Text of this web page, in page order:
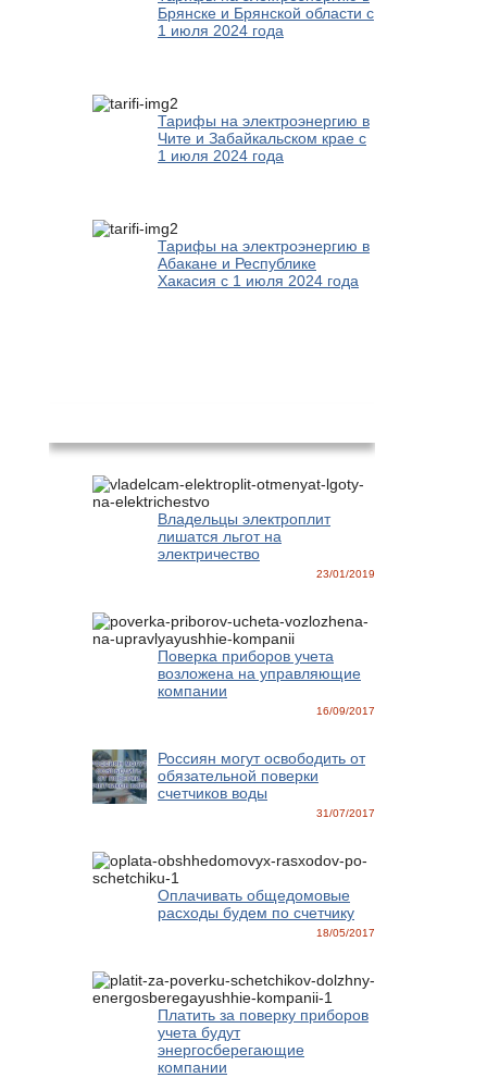
Брянске и Брянской области с
1 июля 2024 года
Тарифы на электроэнергию в
Чите и Забайкальском крае с
1 июля 2024 года
Тарифы на электроэнергию в
Абакане и Республике
Хакасия с 1 июля 2024 года
Владельцы электроплит
лишатся льгот на
электричество
23/01/2019
Поверка приборов учета
возложена на управляющие
компании
16/09/2017
Россиян могут освободить от
обязательной поверки
счетчиков воды
31/07/2017
Оплачивать общедомовые
расходы будем по счетчику
18/05/2017
Платить за поверку приборов
учета будут
энергосберегающие
компании